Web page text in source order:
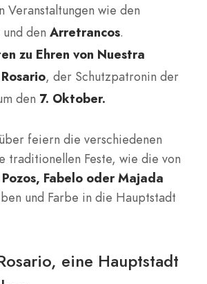
Veranstaltungen wie den
und den Arretrancos.
zu Ehren von Nuestra
, der Schutzpatronin der
den 7. Oktober.
feiern die verschiedenen
traditionellen Feste, wie die von
Fabelo oder Majada
und Farbe in die Hauptstadt
eine Hauptstadt